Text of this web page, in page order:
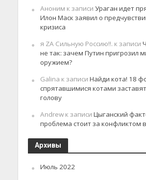
Аноним к записи Ураган идет
Илон Маск заявил о
кризиса
я ZA Сильную Россию!!. к записи
не так: зачем Путин пригрозил
оружием?
Galina к записи Найди кота! 18
спрятавшимися котами
голову
Andrewк записи Цыганский
проблема стоит за конфликтом
Архивы
Июль 2022